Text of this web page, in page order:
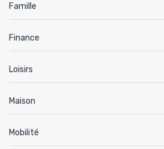
Famille
Finance
Loisirs
Maison
Mobilité